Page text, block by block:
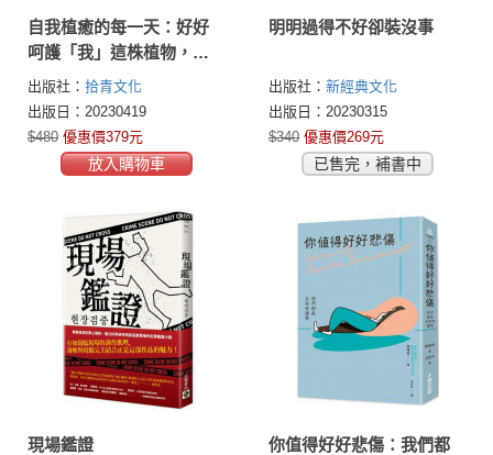
自我植癒的每一天：好好
呵護「我」這株植物，做
個可愛到底的人
出版社： 拾青文化
出版日：20230419
$480 優惠價379元
放入購物車
明明過得不好卻裝沒事
出版社： 新經典文化
出版日：20230315
$340 優惠價269元
已售完，補書中
現場鑑證
你值得好好悲傷：我們都